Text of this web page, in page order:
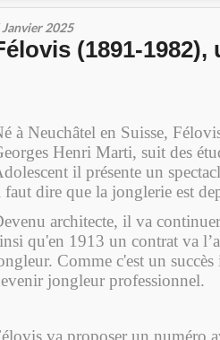
Janvier 2025
(1891-
à Neuchâtel en Suisse,
Henri Marti, suit des
il présente un
faut dire que la jonglerie est
architecte, il va
qu'en 1913 un contrat va
Comme c'est un
jongleur professionnel.
va proposer un numéro